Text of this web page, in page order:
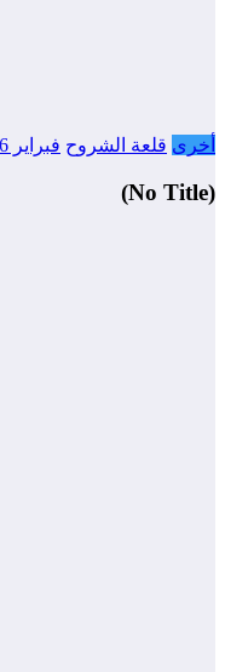
أخرى قلعة الشروح فبراير 6, 2019
(No Title)